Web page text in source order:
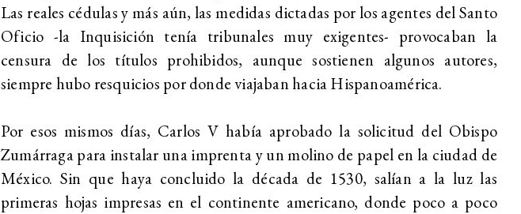
Las reales cédulas y más aún, las medidas dictadas por los agentes del Santo
Oficio -la Inquisición tenía tribunales muy exigentes- provocaban la
censura de los títulos prohibidos, aunque sostienen algunos autores,
siempre hubo resquicios por donde viajaban hacia Hispanoamérica.
Por esos mismos días, Carlos V había aprobado la solicitud del Obispo
Zumárraga para instalar una imprenta y un molino de papel en la ciudad de
México. Sin que haya concluido la década de 1530, salían a la luz las
primeras hojas impresas en el continente americano, donde poco a poco